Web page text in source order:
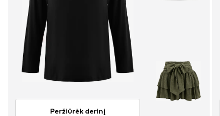
Peržiūrėk derinį